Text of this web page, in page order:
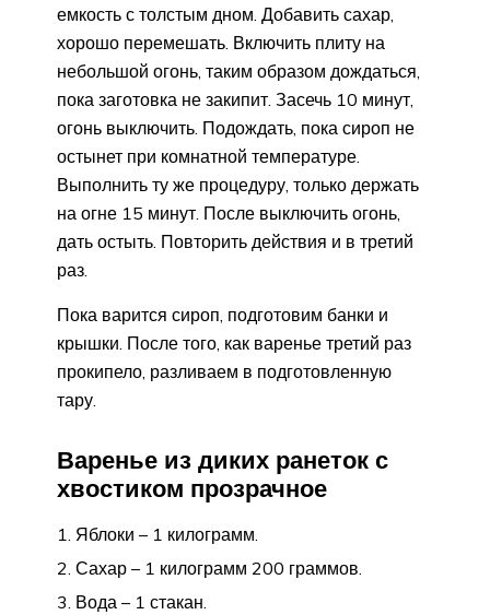
емкость с толстым дном. Добавить сахар,
хорошо перемешать. Включить плиту на
небольшой огонь, таким образом дождаться,
пока заготовка не закипит. Засечь 10 минут,
огонь выключить. Подождать, пока сироп не
остынет при комнатной температуре.
Выполнить ту же процедуру, только держать
на огне 15 минут. После выключить огонь,
дать остыть. Повторить действия и в третий
раз.
Пока варится сироп, подготовим банки и
крышки. После того, как варенье третий раз
прокипело, разливаем в подготовленную
тару.
Варенье из диких ранеток с
хвостиком прозрачное
Яблоки – 1 килограмм.
Сахар – 1 килограмм 200 граммов.
Вода – 1 стакан.